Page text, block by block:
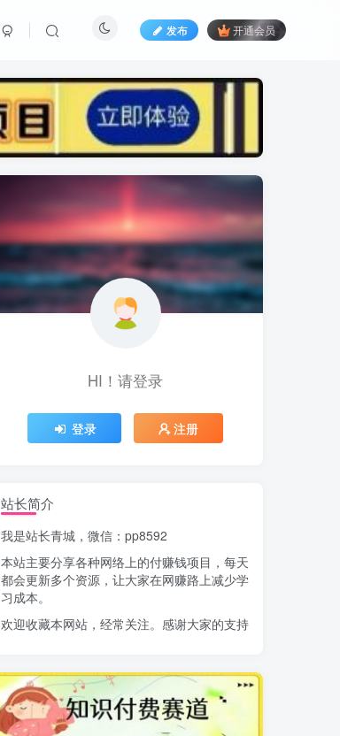
发布 开通会员
标签云
(1)黑科技 黑神话
鱼塘起号(1) 魔兽亚服(0) 魔兽(1)
骚气语音包
餐饮门店(1) 餐饮人(1) 餐饮(3)
(1) 风水教程(0) 风水(1)
风光摄影(1) 音乐号 音乐人项目(0)
音乐U盘(1) 韩国动漫(1)
HI！请登录
登录 注册
站长简介
我是站长青城，微信：pp8592
本站主要分享各种网络上的付赚钱项目，每天
都会更新多个资源，让大家在网赚路上减少学
习成本。
欢迎收藏本网站，经常关注。感谢大家的支持